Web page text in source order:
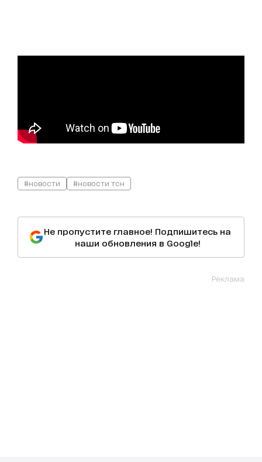
#новости #новости тсн
Не пропустите главное! Подпишитесь на
наши обновления в Google!
Реклама